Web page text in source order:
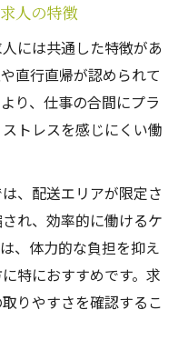
人の特徴
には共通した特徴があ
直行直帰が認められて
り、仕事の合間にプラ
トレスを感じにくい働
、配送エリアが限定さ
れ、効率的に働けるケ
、体力的な負担を抑え
特におすすめです。求
りやすさを確認するこ